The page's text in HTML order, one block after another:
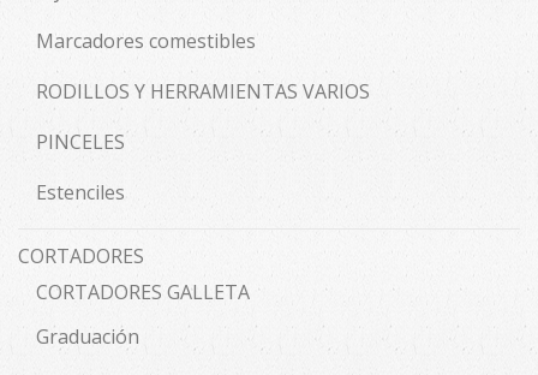
Marcadores comestibles
RODILLOS Y HERRAMIENTAS VARIOS
PINCELES
Estenciles
CORTADORES
CORTADORES GALLETA
Graduación